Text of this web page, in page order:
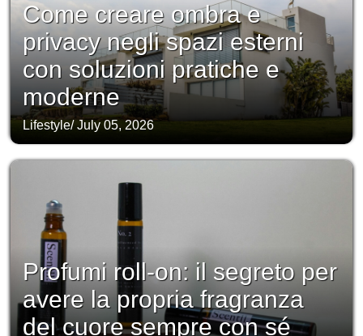
Come creare ombra e
privacy negli spazi esterni
con soluzioni pratiche e
moderne
Lifestyle/July 05, 2026
Profumi roll-on: il segreto per
avere la propria fragranza
del cuore sempre con sé